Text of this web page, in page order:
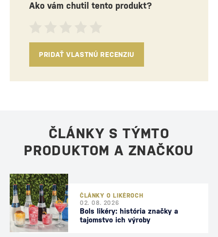
Ako vám chutil tento produkt?
PRIDAŤ VLASTNÚ RECENZIU
ČLÁNKY S TÝMTO
PRODUKTOM A ZNAČKOU
ČLÁNKY O LIKÉROCH
02. 08. 2026
Bols likéry: história značky a
tajomstvo ich výroby